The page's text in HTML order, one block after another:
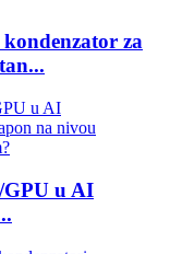
za
GPU u AI